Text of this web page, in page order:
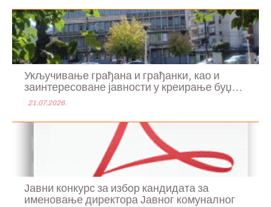
Укључивање грађана и грађанки, као и
заинтересоване јавности у креирање буџ...
21.07.2026.
Јавни конкурс за избор кандидата за
именовање директора Јавног комуналног